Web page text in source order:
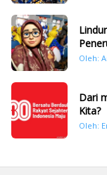
Oleh:
Dari
Kita?
Oleh: